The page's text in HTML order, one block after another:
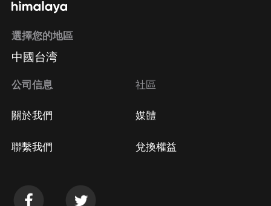
選擇您的地區
中國台湾
公司信息
關於我們
聯繫我們
社區
媒體
兌換權益